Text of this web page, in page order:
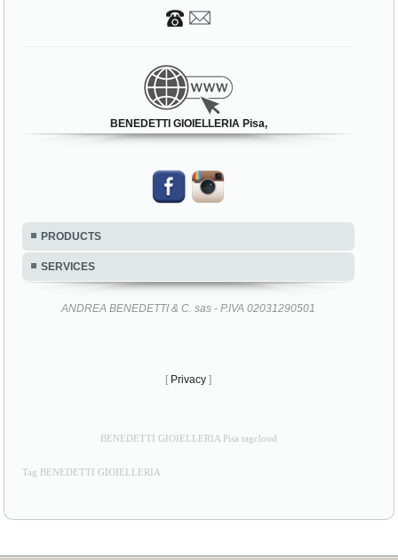
BENEDETTI GIOIELLERIA Pisa,
PRODUCTS
SERVICES
ANDREA BENEDETTI & C. sas - P.IVA 02031290501
[ Privacy ]
BENEDETTI GIOIELLERIA Pisa tagcloud
Tag BENEDETTI GIOIELLERIA